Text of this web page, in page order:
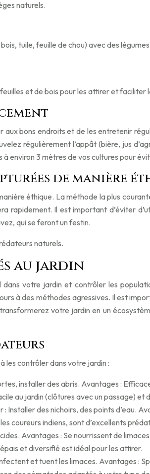
naturels.
tuile, feuille de chou) avec des
et de bois pour les attirer et faciliter
bons endroits et de les entretenir
régulièrement l’appât (bière, jus
environ 3 mètres de vos cultures pour
de manière
éthique. La méthode la plus
rapidement. Il est important d’éviter
qui se feront un festin.
naturels.
au jardin
votre jardin et contrôler les
à des méthodes agressives. Il est
votre jardin en un
les contrôler dans votre jardin :
installer des abris. Avantages :
au jardin (clôtures avec un passage) et
: Installer des nichoirs, des points d’eau.
coureurs indiens, sont d’excellents
Avantages : Se nourrissent de
et diversifié est idéal pour les attirer.
et tuent les limaces. Avantages :